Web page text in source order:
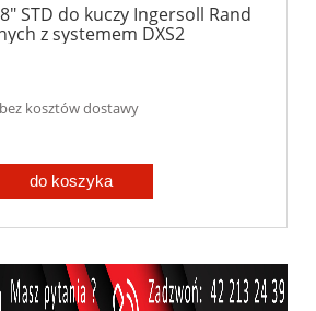
STD do kuczy Ingersoll Rand
z systemem DXS2
kosztów dostawy
do koszyka